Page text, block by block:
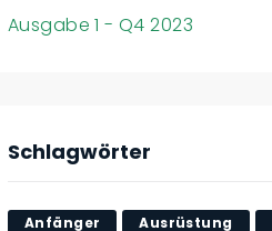
Ausgabe 1 - Q4 2023
Schlagwörter
Anfänger Ausrüstung